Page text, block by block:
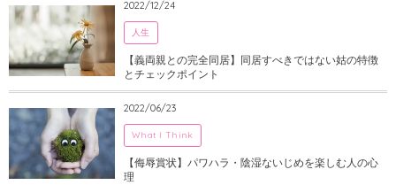
2022/12/24
人生
【義両親との完全同居】同居すべきではない姑の特徴
とチェックポイント
2022/06/23
What I Think
【侮辱賞状】パワハラ・陰湿ないじめを楽しむ人の心
理